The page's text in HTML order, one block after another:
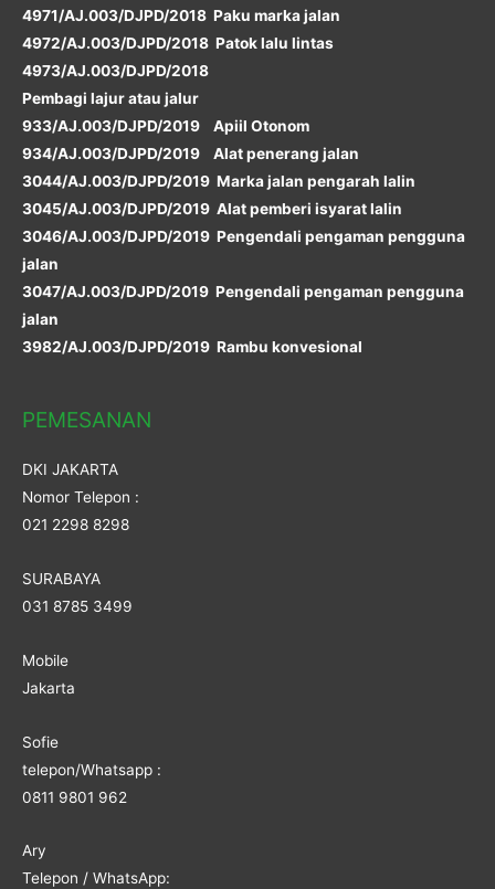
4971/AJ.003/DJPD/2018 Paku marka jalan
4972/AJ.003/DJPD/2018 Patok lalu lintas
4973/AJ.003/DJPD/2018
Pembagi lajur atau jalur
933/AJ.003/DJPD/2019 Apiil Otonom
934/AJ.003/DJPD/2019 Alat penerang jalan
3044/AJ.003/DJPD/2019 Marka jalan pengarah lalin
3045/AJ.003/DJPD/2019 Alat pemberi isyarat lalin
3046/AJ.003/DJPD/2019 Pengendali pengaman pengguna
jalan
3047/AJ.003/DJPD/2019 Pengendali pengaman pengguna
jalan
3982/AJ.003/DJPD/2019 Rambu konvesional
PEMESANAN
DKI JAKARTA
Nomor Telepon :
021 2298 8298
SURABAYA
031 8785 3499
Mobile
Jakarta
Sofie
telepon/Whatsapp :
0811 9801 962
Ary
Telepon / WhatsApp: